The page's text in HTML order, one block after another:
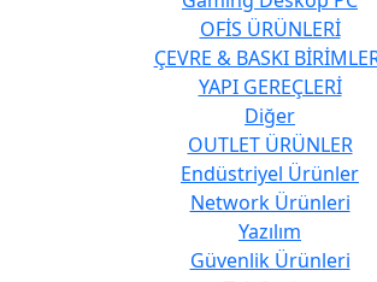
OFİS ÜRÜNLERİ
ÇEVRE & BASKI
YAPI GEREÇLERİ
Diğer
OUTLET ÜRÜNLER
Endüstriyel Ürünler
Network Ürünleri
Yazılım
Güvenlik Ürünleri